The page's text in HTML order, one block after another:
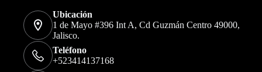
Ubicación
1 de Mayo #396 Int A, Cd Guzmán Centro 49000,
Jalisco.
Teléfono
+523414137168